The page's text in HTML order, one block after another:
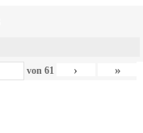
von 61 › »